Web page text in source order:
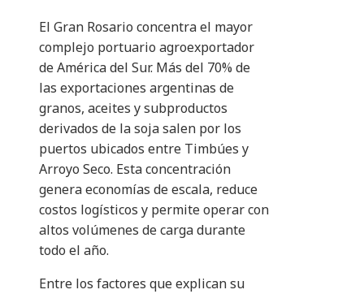
El Gran Rosario concentra el mayor
complejo portuario agroexportador
de América del Sur. Más del 70% de
las exportaciones argentinas de
granos, aceites y subproductos
derivados de la soja salen por los
puertos ubicados entre Timbúes y
Arroyo Seco. Esta concentración
genera economías de escala, reduce
costos logísticos y permite operar con
altos volúmenes de carga durante
todo el año.
Entre los factores que explican su